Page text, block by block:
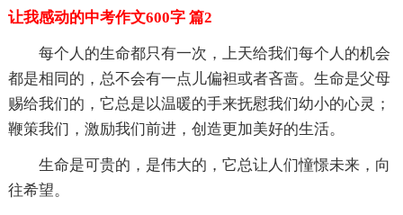
让我感动的中考作文600字 篇2
每个人的生命都只有一次，上天给我们每个人的机会
都是相同的，总不会有一点儿偏袒或者吝啬。生命是父母
赐给我们的，它总是以温暖的手来抚慰我们幼小的心灵；
鞭策我们，激励我们前进，创造更加美好的生活。
生命是可贵的，是伟大的，它总让人们憧憬未来，向
往希望。